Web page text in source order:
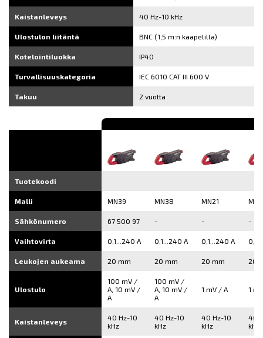
Kaistanleveys 40 Hz-10 kHz
Ulostulon liitäntä BNC (1,5 m:n kaapelilla)
Kotelointiluokka IP40
Turvallisuuskategoria IEC 6010 CAT III 600 V
Takuu 2 vuotta
Tuotekoodi
Malli MN39 MN38 MN21
Sähkönumero 67 500 97 - - -
Vaihtovirta 0,1...240 A 0,1...240 A 0,1...240 A
Leukojen aukeama 20 mm 20 mm 20 mm 20
Ulostulo
100 mV /
A, 10 mV /
A
100 mV /
A, 10 mV /
A
1 mV / A 1
Kaistanleveys
40 Hz-10
kHz
40 Hz-10
kHz
40 Hz-10
kHz
40
kHz